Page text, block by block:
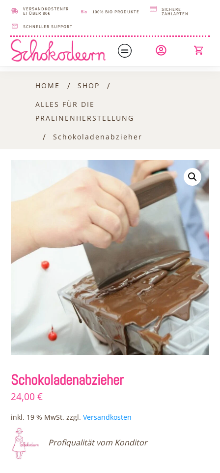
VERSANDKOSTENFR
EI ÜBER 80€ 100% BIO PRODUKTE SICHERE
ZAHLARTEN
SCHNELLER SUPPORT
HOME / SHOP /
ALLES FÜR DIE
PRALINENHERSTELLUNG
/ Schokoladenabzieher
Schokoladenabzieher
24,00 €
inkl. 19 % MwSt. zzgl. Versandkosten
Profiqualität vom Konditor